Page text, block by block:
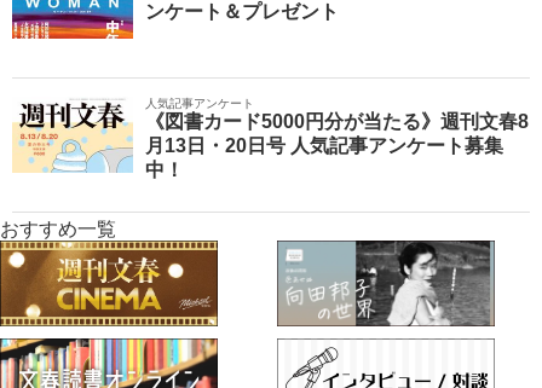
ンケート＆プレゼント
人気記事アンケート
《図書カード5000円分が当たる》週刊文春8
月13日・20日号 人気記事アンケート募集
中！
おすすめ一覧